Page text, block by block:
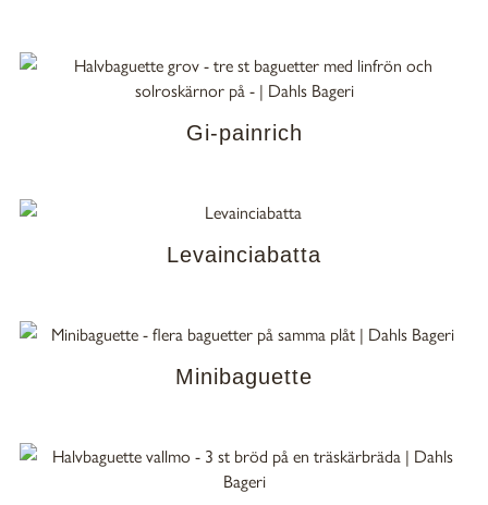
Gi-painrich
Levainciabatta
Minibaguette